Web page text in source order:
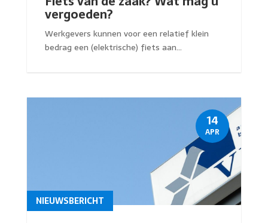
vergoeden?
Werkgevers kunnen voor een relatief klein
bedrag een (elektrische) fiets aan...
NIEUWSBERICHT
14
APR